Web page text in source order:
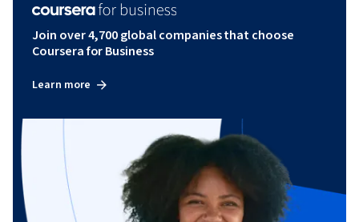
Join over 4,700 global companies that choose
Coursera for Business
Learn more